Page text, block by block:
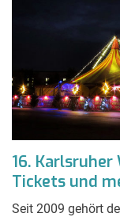
16.
Tickets und
Seit 2009 gehört